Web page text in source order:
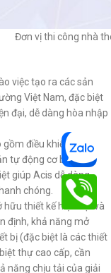
Đơn vị thi công nhà
việc tạo ra các sản
Việt Nam, đặc biệt
đại, dễ dàng hòa nhập
gồm điều khiển chiếu
tự động cơ bản.
giúp Acis dễ dàng
chóng.
hữu thiết kế hiện đại và
định, khả năng mở
bị (đặc biệt là các thiết
thự cao cấp, cần
năng chịu tải của giải